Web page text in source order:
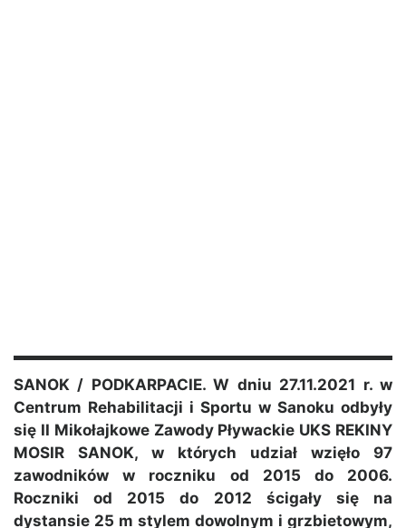
SANOK / PODKARPACIE. W dniu 27.11.2021 r. w
Centrum Rehabilitacji i Sportu w Sanoku odbyły
się II Mikołajkowe Zawody Pływackie UKS REKINY
MOSIR SANOK, w których udział wzięło 97
zawodników w roczniku od 2015 do 2006.
Roczniki od 2015 do 2012 ścigały się na
dystansie 25 m stylem dowolnym i grzbietowym,